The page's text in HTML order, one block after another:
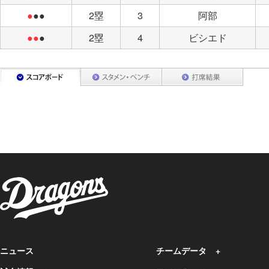
●●● 2塁 3
阿部
●●● 2塁 4 ビシエド
ニュース
チームデータ